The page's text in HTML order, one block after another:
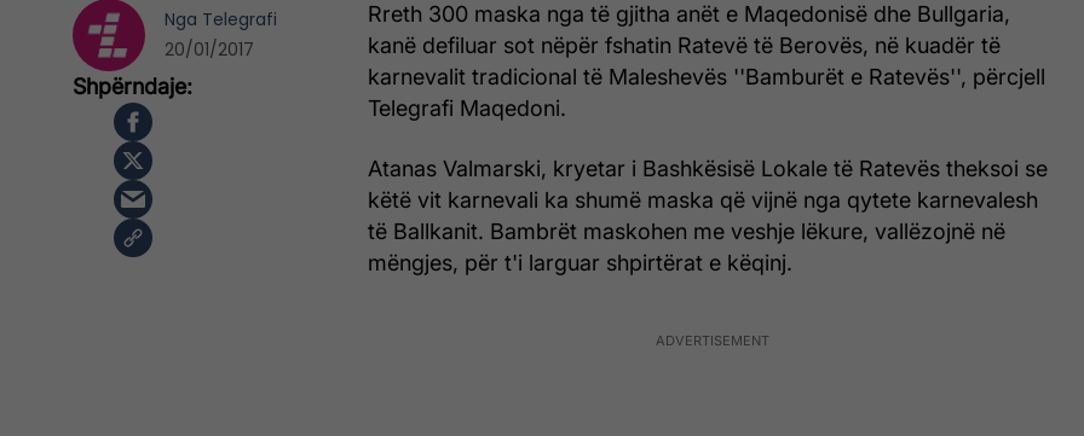
Rreth 300 maska nga të gjitha anët e Maqedonisë dhe Bullgaria,
kanë defiluar sot nëpër fshatin Ratevë të Berovës, në kuadër të
karnevalit tradicional të Maleshevës ''Bamburët e Ratevës'', përcjell
Telegrafi Maqedoni.
Atanas Valmarski, kryetar i Bashkësisë Lokale të Ratevës theksoi se
këtë vit karnevali ka shumë maska që vijnë nga qytete karnevalesh
të Ballkanit. Bambrët maskohen me veshje lëkure, vallëzojnë në
mëngjes, për t'i larguar shpirtërat e këqinj.
Nga Telegrafi
20/01/2017